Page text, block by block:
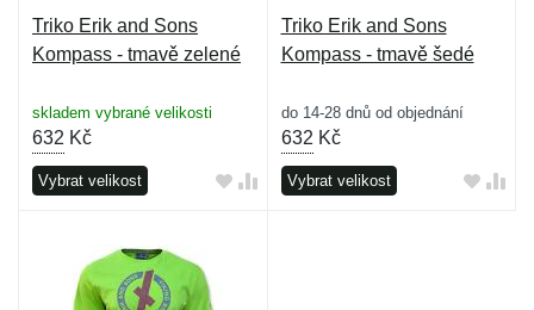
Triko Erik and Sons
Kompass - tmavě zelené
skladem vybrané velikosti
632 Kč
Vybrat velikost
Triko Erik and Sons
Kompass - tmavě šedé
do 14-28 dnů od objednání
632 Kč
Vybrat velikost